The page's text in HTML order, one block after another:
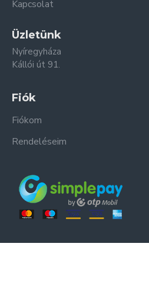
Kapcsolat
Üzletünk
Nyíregyháza
Kállói út 91.
Fiók
Fiókom
Rendeléseim